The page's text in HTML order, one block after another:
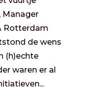
Manager
Rotterdam
de wens
(h)echte
waren er al